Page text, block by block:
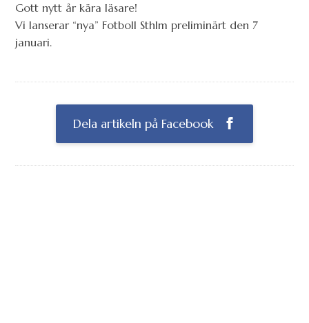
Gott nytt år kära läsare!
Vi lanserar “nya” Fotboll Sthlm preliminärt den 7
januari.
Dela artikeln på Facebook